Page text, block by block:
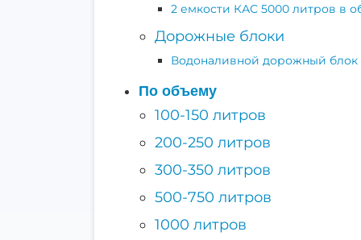
2 емкости КАС 5000 литров в
Дорожные блоки
Водоналивной дорожный блок
По объему
100-150 литров
200-250 литров
300-350 литров
500-750 литров
1000 литров